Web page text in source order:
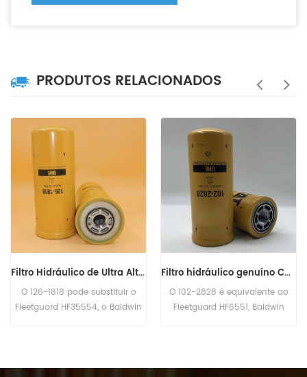
PRODUTOS RELACIONADOS
Filtro hidráulico genuíno Caterpillar 102-2828 1022828
O 102-2828 é equivalente ao
Fleetguard HF6551, Baldwin
2828, 1022828 Nome da peça:
Filtro Hidráulico HF6003 BT526-10 P161267 HC-7935 LFH4935
o Filtro Hidráulico HF6003
Referência cruzada BT526-10
Bobcat Melroe 540-13112 (Kohler